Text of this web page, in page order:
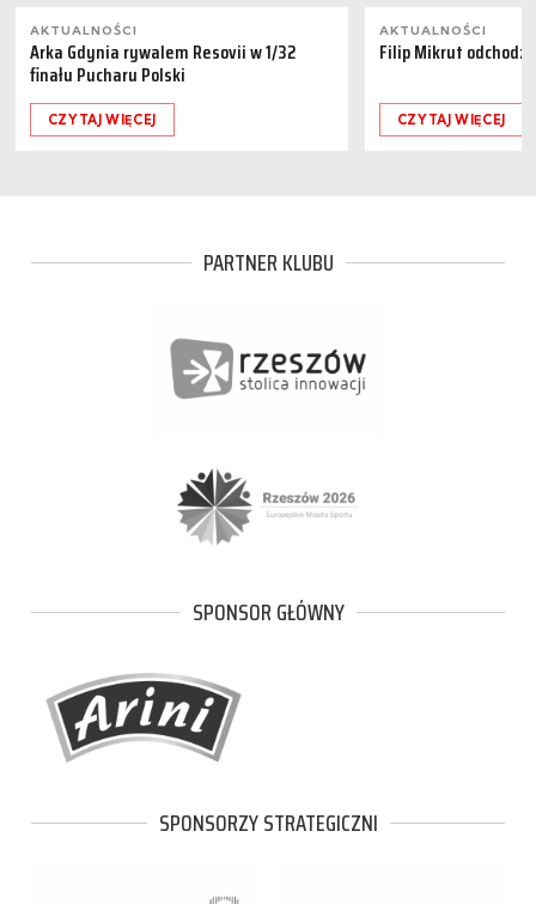
AKTUALNOŚCI
Arka Gdynia rywalem Resovii w 1/32
finału Pucharu Polski
CZYTAJ WIĘCEJ
AKTUALNOŚCI
Filip Mikrut
CZYTAJ WIĘCEJ
PARTNER KLUBU
SPONSOR GŁÓWNY
SPONSORZY STRATEGICZNI